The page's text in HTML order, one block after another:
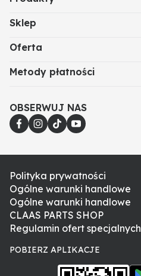
Sklep
Oferta
Metody płatności
OBSERWUJ NAS
Polityka prywatności
Ogólne warunki handlowe
Ogólne warunki handlowe
CLAAS PARTS SHOP
Regulamin ofert specjalnych
POBIERZ APLIKACJE